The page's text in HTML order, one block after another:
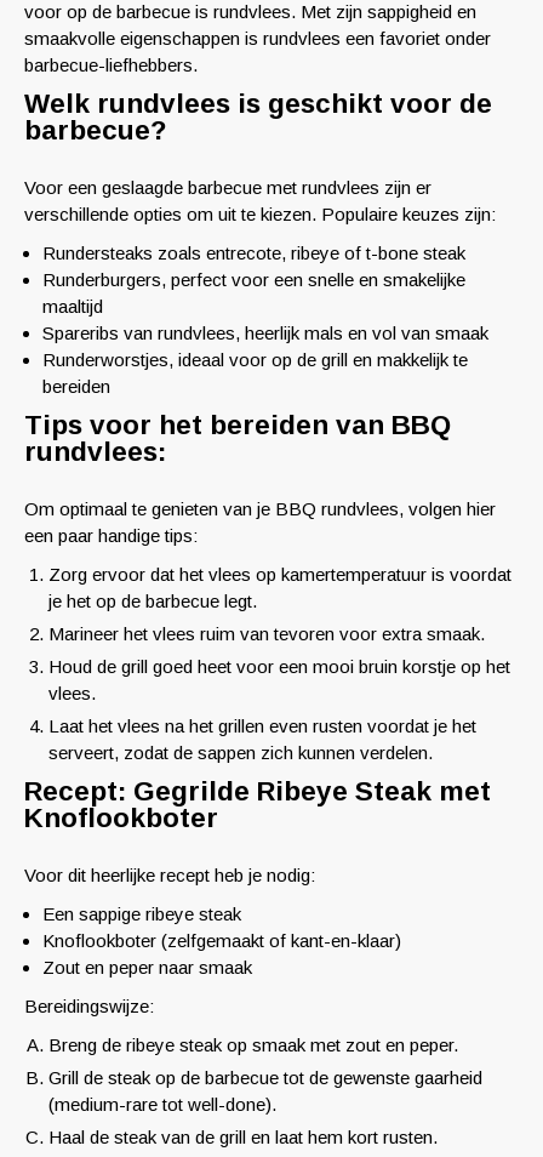
voor op de barbecue is rundvlees. Met zijn sappigheid en
smaakvolle eigenschappen is rundvlees een favoriet onder
barbecue-liefhebbers.
Welk rundvlees is geschikt voor de
barbecue?
Voor een geslaagde barbecue met rundvlees zijn er
verschillende opties om uit te kiezen. Populaire keuzes zijn:
Rundersteaks zoals entrecote, ribeye of t-bone steak
Runderburgers, perfect voor een snelle en smakelijke
maaltijd
Spareribs van rundvlees, heerlijk mals en vol van smaak
Runderworstjes, ideaal voor op de grill en makkelijk te
bereiden
Tips voor het bereiden van BBQ
rundvlees:
Om optimaal te genieten van je BBQ rundvlees, volgen hier
een paar handige tips:
Zorg ervoor dat het vlees op kamertemperatuur is voordat
je het op de barbecue legt.
Marineer het vlees ruim van tevoren voor extra smaak.
Houd de grill goed heet voor een mooi bruin korstje op het
vlees.
Laat het vlees na het grillen even rusten voordat je het
serveert, zodat de sappen zich kunnen verdelen.
Recept: Gegrilde Ribeye Steak met
Knoflookboter
Voor dit heerlijke recept heb je nodig:
Een sappige ribeye steak
Knoflookboter (zelfgemaakt of kant-en-klaar)
Zout en peper naar smaak
Bereidingswijze:
Breng de ribeye steak op smaak met zout en peper.
Grill de steak op de barbecue tot de gewenste gaarheid
(medium-rare tot well-done).
Haal de steak van de grill en laat hem kort rusten.